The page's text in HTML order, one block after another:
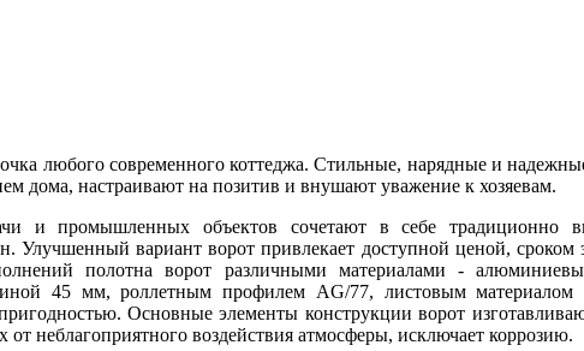
любого современного коттеджа. Стильные, нарядные и
дома, настраивают на позитив и внушают уважение к хозяевам.
и промышленных объектов сочетают в себе традиционно
Улучшенный вариант ворот привлекает доступной ценой,
полотна ворот различными материалами -
45 мм, роллетным профилем AG/77, листовым материалом
Основные элементы конструкции ворот
неблагоприятного воздействия атмосферы, исключает коррозию.